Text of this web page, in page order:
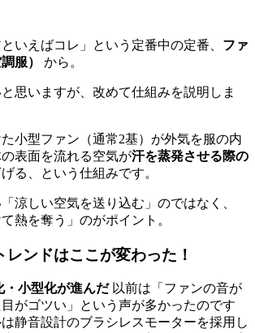
いえばコレ」という定番中の定番、 ファ
服）
から。
思いますが、改めて仕組みを説明しま
小型ファン（通常2基）が外気を服の内
表面を流れる空気が汗を蒸発させる際の
る、という仕組みです。
涼しい空気を送り込む」のではなく、
熱を奪う」のがポイント。
レンドはここが変わった！
小型化が進んだ以前は「ファンの音が
がゴツい」という声が多かったのです
静音設計のブラシレスモーターを採用し